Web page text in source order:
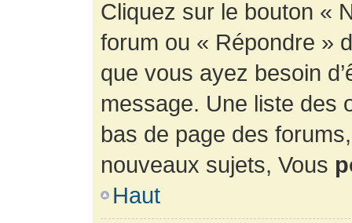
Cliquez sur le bouton «
forum ou « Répondre »
que vous ayez besoin
message. Une liste des
bas de page des
nouveaux sujets, Vous
Haut